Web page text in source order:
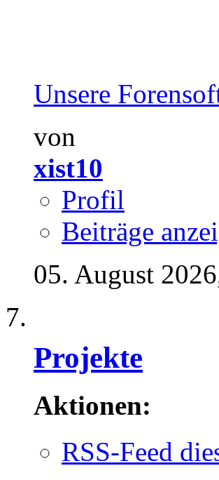
Unsere
von
xist10
Profil
Beiträge
05. August
Projekte
Aktionen:
RSS-Feed